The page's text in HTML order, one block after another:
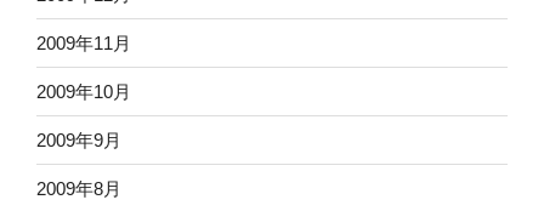
2009年11月
2009年10月
2009年9月
2009年8月